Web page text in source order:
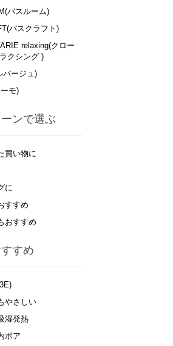
バスルーム)
バスクラフト)
relaxing(クロー
クシング )
バージュ)
モ)
ンで選ぶ
買い物に
に
すすめ
おすすめ
すめ
やさしい
湿発熱
ボア